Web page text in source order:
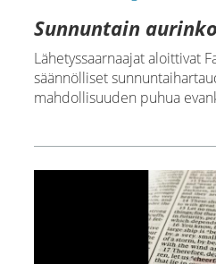
Sunnuntain
Lähetyssaarnaajat aloittivat
säännölliset
mahdollisuuden puhua